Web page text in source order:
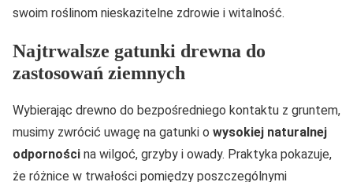
swoim roślinom nieskazitelne zdrowie i witalność.
Najtrwalsze gatunki drewna do
zastosowań ziemnych
Wybierając drewno do bezpośredniego kontaktu z gruntem,
musimy zwrócić uwagę na gatunki o wysokiej naturalnej
odporności na wilgoć, grzyby i owady. Praktyka pokazuje,
że różnice w trwałości pomiędzy poszczególnymi